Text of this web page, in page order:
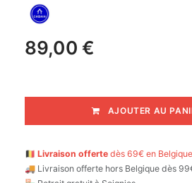
89,00 €
AJOUTER AU
🇧🇪 Livraison offerte dès 69€ en Belgique
🚚 Livraison offerte hors Belgique dès